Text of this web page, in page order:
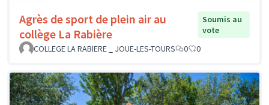
Agrès de sport de plein air au
collège La Rabière
Soumis au
vote
COLLEGE LA RABIERE _ JOUE-LES-TOURS
0 0